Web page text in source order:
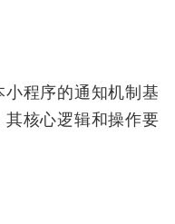
程序的通知机制基
核心逻辑和操作要